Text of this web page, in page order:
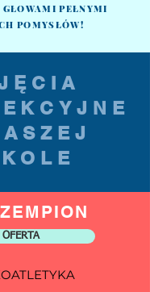
GŁOWAMI PEŁNYMI
POMYSŁÓW!
OFERTA